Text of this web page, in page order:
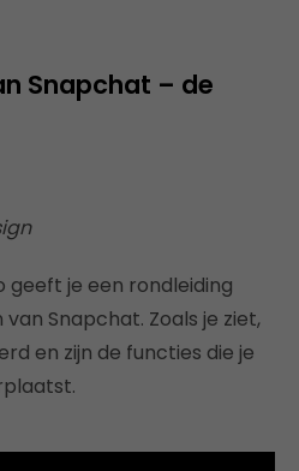
Snapchat – de
geeft je een rondleiding
Snapchat. Zoals je ziet,
en zijn de functies die je